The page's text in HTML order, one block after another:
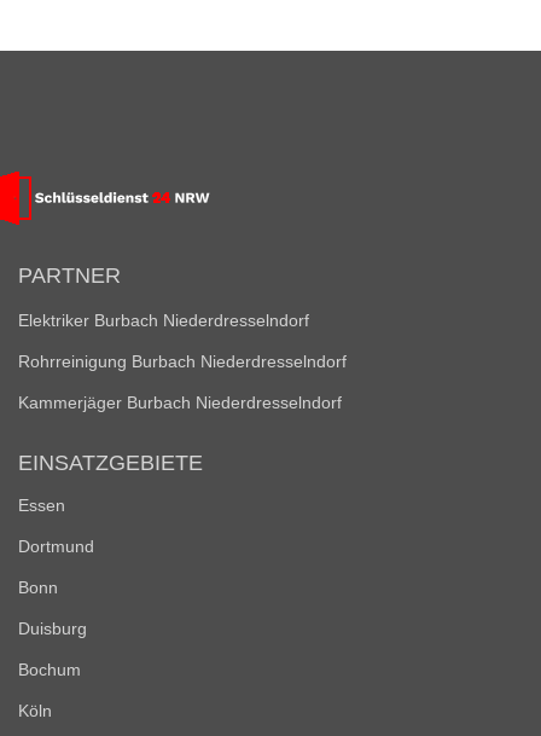
PARTNER
Elektriker Burbach Niederdresselndorf
Rohrreinigung Burbach Niederdresselndorf
Kammerjäger Burbach Niederdresselndorf
EINSATZGEBIETE
Essen
Dortmund
Bonn
Duisburg
Bochum
Köln